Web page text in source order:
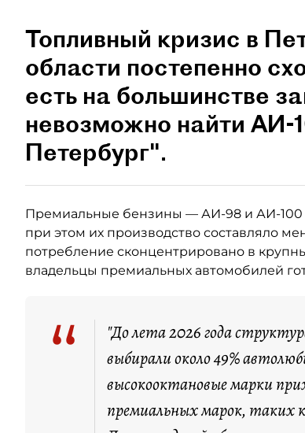
Топливный кризис в
области постепенно
есть на большинстве
невозможно найти АИ-
Петербург".
Премиальные бензины — АИ-98 и АИ-100
при этом их производство составляло
потребление сконцентрировано в
владельцы премиальных автомобилей
“
"До лета 2026 года
выбирали около 49%
высокооктановые марки
премиальных марок, таких